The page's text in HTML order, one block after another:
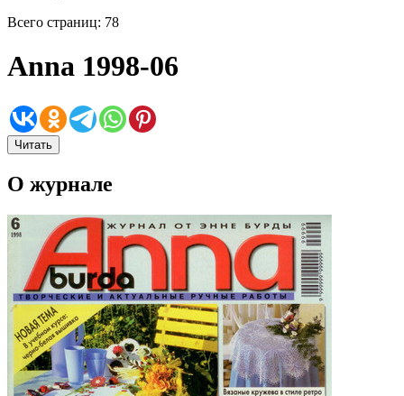
Всего страниц: 78
Anna 1998-06
Читать
О журнале